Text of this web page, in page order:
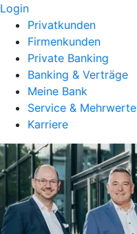
Login
Privatkunden
Firmenkunden
Private Banking
Banking & Verträge
Meine Bank
Service & Mehrwerte
Karriere